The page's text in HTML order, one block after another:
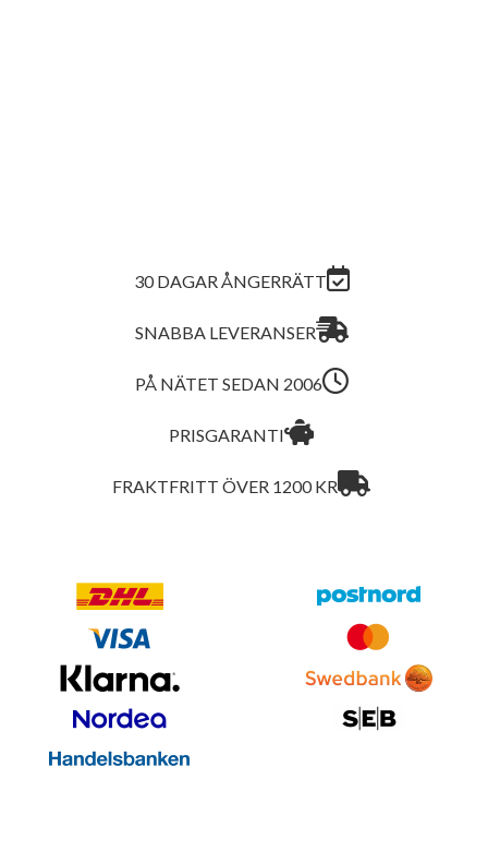
30 DAGAR ÅNGERRÄTT
SNABBA LEVERANSER
PÅ NÄTET SEDAN 2006
PRISGARANTI
FRAKTFRITT ÖVER 1200 KR